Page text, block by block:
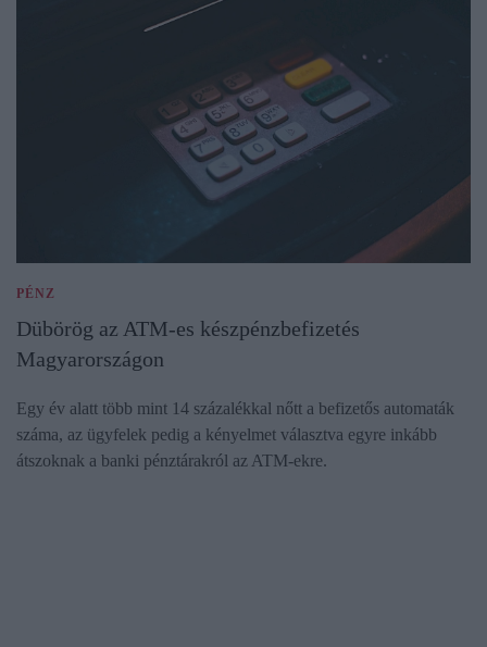
PÉNZ
Dübörög az ATM-es készpénzbefizetés
Magyarországon
Egy év alatt több mint 14 százalékkal nőtt a befizetős automaták
száma, az ügyfelek pedig a kényelmet választva egyre inkább
átszoknak a banki pénztárakról az ATM-ekre.